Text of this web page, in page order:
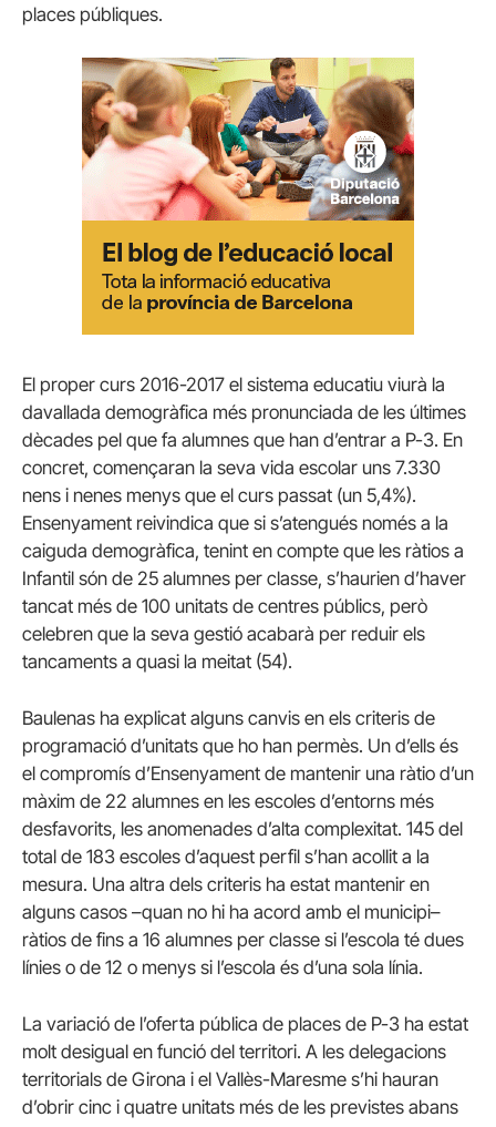
places públiques.
El proper curs 2016-2017 el sistema educatiu viurà la
davallada demogràfica més pronunciada de les últimes
dècades pel que fa alumnes que han d’entrar a P-3. En
concret, començaran la seva vida escolar uns 7.330
nens i nenes menys que el curs passat (un 5,4%).
Ensenyament reivindica que si s’atengués només a la
caiguda demogràfica, tenint en compte que les ràtios a
Infantil són de 25 alumnes per classe, s’haurien d’haver
tancat més de 100 unitats de centres públics, però
celebren que la seva gestió acabarà per reduir els
tancaments a quasi la meitat (54).
Baulenas ha explicat alguns canvis en els criteris de
programació d’unitats que ho han permès. Un d’ells és
el compromís d’Ensenyament de mantenir una ràtio d’un
màxim de 22 alumnes en les escoles d’entorns més
desfavorits, les anomenades d’alta complexitat. 145 del
total de 183 escoles d’aquest perfil s’han acollit a la
mesura. Una altra dels criteris ha estat mantenir en
alguns casos –quan no hi ha acord amb el municipi–
ràtios de fins a 16 alumnes per classe si l’escola té dues
línies o de 12 o menys si l’escola és d’una sola línia.
La variació de l’oferta pública de places de P-3 ha estat
molt desigual en funció del territori. A les delegacions
territorials de Girona i el Vallès-Maresme s’hi hauran
d’obrir cinc i quatre unitats més de les previstes abans